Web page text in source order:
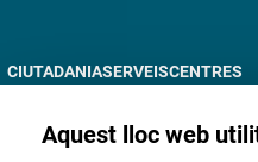
CIUTADANIASERVEISCENTRES
Aquest lloc web